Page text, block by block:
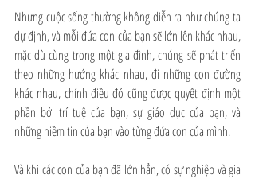
Nhưng cuộc sống thường không diễn ra như chúng ta
dự định, và mỗi đứa con của bạn sẽ lớn lên khác nhau,
mặc dù cùng trong một gia đình, chúng sẽ phát triển
theo những hướng khác nhau, đi những con đường
khác nhau, chính điều đó cũng được quyết định một
phần bởi trí tuệ của bạn, sự giáo dục của bạn, và
những niềm tin của bạn vào từng đứa con của mình.
Và khi các con của bạn đã lớn hẳn, có sự nghiệp và gia